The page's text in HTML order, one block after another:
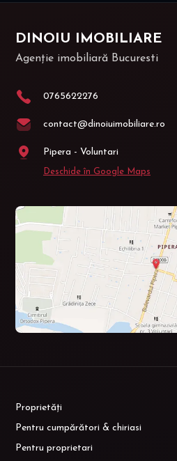
DINOIU IMOBILIARE
Agenție imobiliară Bucuresti
0765622276
contact@dinoiuimobiliare.ro
Pipera - Voluntari
Deschide în Google Maps
Proprietăți
Pentru cumpărători & chiriasi
Pentru proprietari